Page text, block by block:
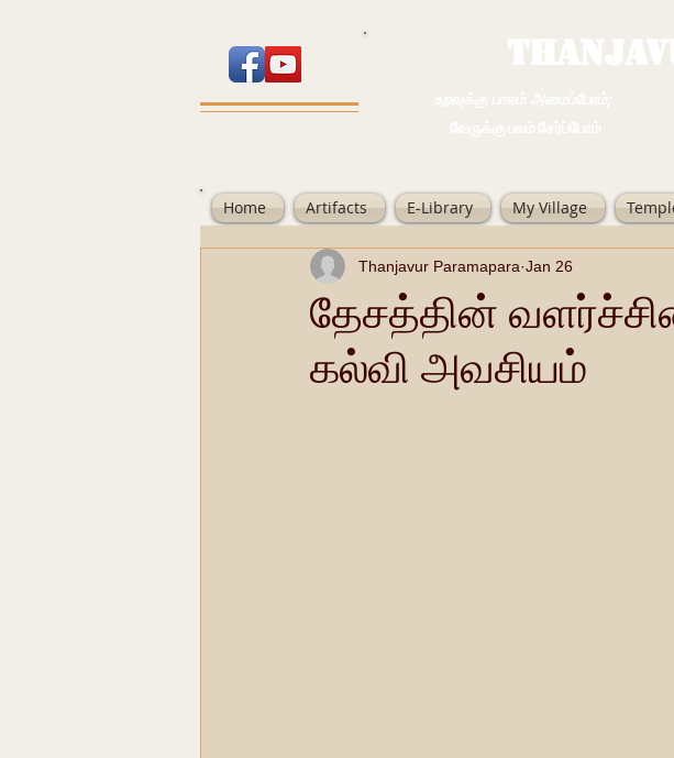
Home Artifacts E-Library My Village
தேசத்தின்
கல்வி அவசியம்
Thanjavur Paramapara Jan 26